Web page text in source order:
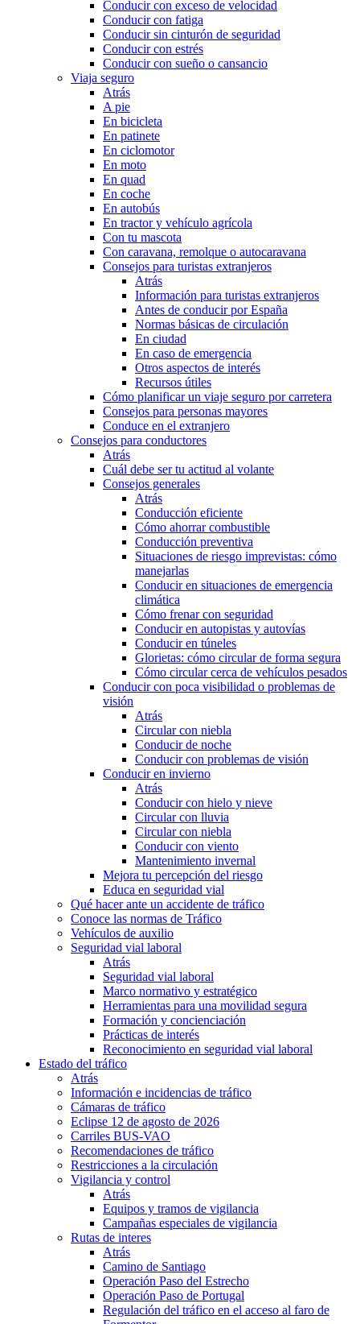
Conducir con exceso de velocidad
Conducir con fatiga
Conducir sin cinturón de seguridad
Conducir con estrés
Conducir con sueño o cansancio
Viaja seguro
Atrás
A pie
En bicicleta
En patinete
En ciclomotor
En moto
En quad
En coche
En autobús
En tractor y vehículo agrícola
Con tu mascota
Con caravana, remolque o autocaravana
Consejos para turistas extranjeros
Atrás
Información para turistas extranjeros
Antes de conducir por España
Normas básicas de circulación
En ciudad
En caso de emergencia
Otros aspectos de interés
Recursos útiles
Cómo planificar un viaje seguro por carretera
Consejos para personas mayores
Conduce en el extranjero
Consejos para conductores
Atrás
Cuál debe ser tu actitud al volante
Consejos generales
Atrás
Conducción eficiente
Cómo ahorrar combustible
Conducción preventiva
Situaciones de riesgo imprevistas: cómo
manejarlas
Conducir en situaciones de emergencia
climática
Cómo frenar con seguridad
Conducir en autopistas y autovías
Conducir en túneles
Glorietas: cómo circular de forma segura
Cómo circular cerca de vehículos pesados
Conducir con poca visibilidad o problemas de
visión
Atrás
Circular con niebla
Conducir de noche
Conducir con problemas de visión
Conducir en invierno
Atrás
Conducir con hielo y nieve
Circular con lluvia
Circular con niebla
Conducir con viento
Mantenimiento invernal
Mejora tu percepción del riesgo
Educa en seguridad vial
Qué hacer ante un accidente de tráfico
Conoce las normas de Tráfico
Vehículos de auxilio
Seguridad vial laboral
Atrás
Seguridad vial laboral
Marco normativo y estratégico
Herramientas para una movilidad segura
Formación y concienciación
Prácticas de interés
Reconocimiento en seguridad vial laboral
Estado del tráfico
Atrás
Información e incidencias de tráfico
Cámaras de tráfico
Eclipse 12 de agosto de 2026
Carriles BUS-VAO
Recomendaciones de tráfico
Restricciones a la circulación
Vigilancia y control
Atrás
Equipos y tramos de vigilancia
Campañas especiales de vigilancia
Rutas de interes
Atrás
Camino de Santiago
Operación Paso del Estrecho
Operación Paso de Portugal
Regulación del tráfico en el acceso al faro de